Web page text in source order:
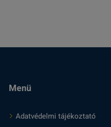
Menü
Adatvédelmi tájékoztató